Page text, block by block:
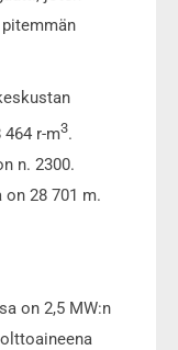
464 r-m3.
n. 2300.
28 701 m.
on 2,5 MW:n